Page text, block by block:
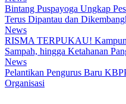
Bintang Puspayoga Ungkap
Terus Dipantau dan
News
RISMA TERPUKAU!
Sampah, hingga Ketahanan
News
Pelantikan Pengurus Baru
Organisasi